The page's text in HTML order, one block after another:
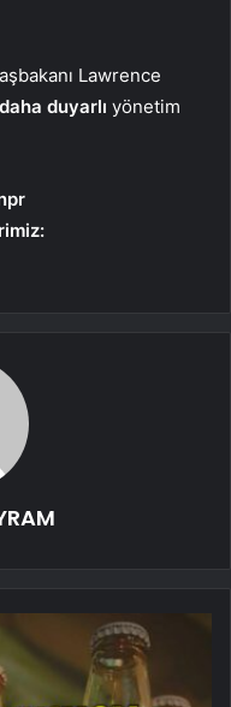
Lawrence
duyarlı yönetim